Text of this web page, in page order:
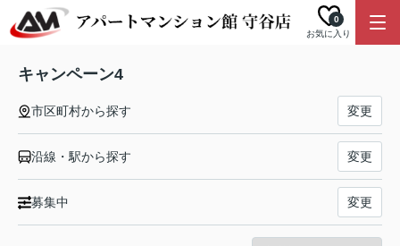
お気に入り
0
キャンペーン4
市区町村から探す 変更
沿線・駅から探す 変更
募集中 変更